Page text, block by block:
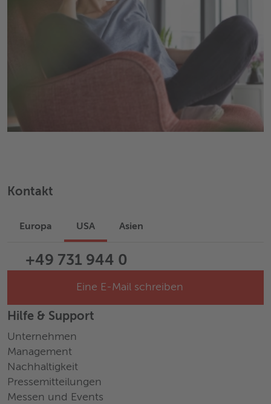
Kontakt
Europa USA Asien
+49 731 944 0
Eine E-Mail schreiben
Hilfe & Support
Unternehmen
Management
Nachhaltigkeit
Pressemitteilungen
Messen und Events